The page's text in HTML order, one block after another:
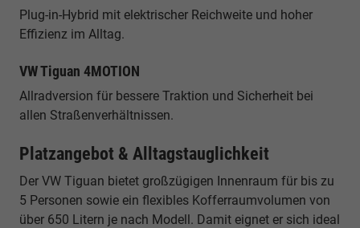
Plug-in-Hybrid mit elektrischer Reichweite und hoher
Effizienz im Alltag.
VW Tiguan 4MOTION
Allradversion für bessere Traktion und Sicherheit bei
allen Straßenverhältnissen.
Platzangebot & Alltagstauglichkeit
Der VW Tiguan bietet großzügigen Innenraum für bis zu
5 Personen sowie ein flexibles Kofferraumvolumen von
über 650 Litern je nach Modell. Damit eignet er sich ideal